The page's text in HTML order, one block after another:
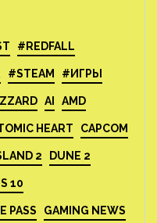
#REDFALL
#STEAM #ИГРЫ
AI AMD
HEART CAPCOM
2 DUNE 2
10
PASS GAMING NEWS